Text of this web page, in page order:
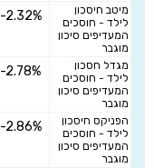
מיטב חיסכון
לילד - חוסכים
המעדיפים סיכון
מוגבר
-2.32%
מגדל חסכון
לילד - חוסכים
המעדיפים סיכון
מוגבר
-2.78%
הפניקס חיסכון
לילד - חוסכים
המעדיפים סיכון
מוגבר
-2.86%